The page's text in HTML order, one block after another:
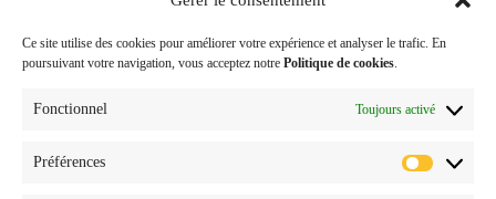
Ce site utilise des cookies pour améliorer votre expérience et analyser le trafic. En
poursuivant votre navigation, vous acceptez notre Politique de cookies
Fonctionnel Toujours activé
Préférences
Machine à café filtre tout inox. Préparation du café dans des containers
indépendants allant jusqu’à 40L. Avec raccordement au réseau d’eau 3/4
Gaz mâle 20/27.
2 containers électriques de 5 L à 40 L de café en réserve